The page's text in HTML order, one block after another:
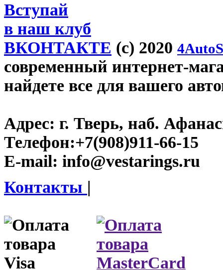
Вступай
в наш клуб
ВКОНТАКТЕ (c) 2020
современный интернет-
найдете все для вашего
Адрес: г. Тверь, наб.
Телефон:+7(908)911-66-15
E-mail: info@vestarings.ru
Контакты |